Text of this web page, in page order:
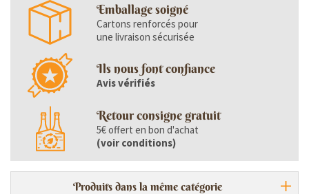
Emballage soigné
Cartons renforcés pour
une livraison sécurisée
Ils nous font confiance
Avis vérifiés
Retour consigne gratuit
5€ offert en bon d'achat
(voir conditions)
Produits dans la même catégorie